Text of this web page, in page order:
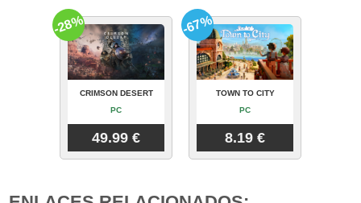
CRIMSON DESERT
PC
49.99 €
-28%
TOWN TO CITY
PC
8.19 €
-67%